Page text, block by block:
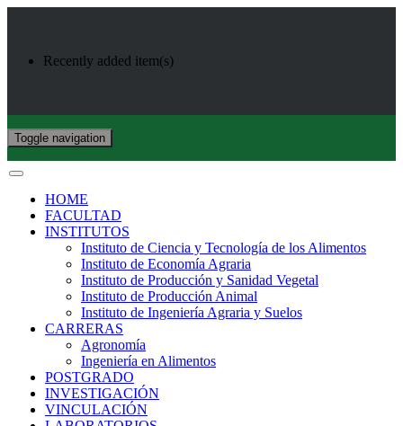
Recently added item(s)
Toggle navigation
HOME
FACULTAD
INSTITUTOS
Instituto de Ciencia y Tecnología de los Alimentos
Instituto de Economía Agraria
Instituto de Producción y Sanidad Vegetal
Instituto de Producción Animal
Instituto de Ingeniería Agraria y Suelos
CARRERAS
Agronomía
Ingeniería en Alimentos
POSTGRADO
INVESTIGACIÓN
VINCULACIÓN